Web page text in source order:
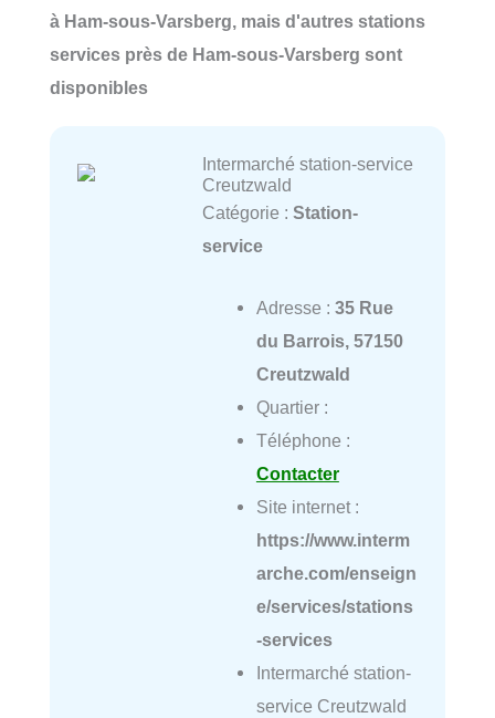
à Ham-sous-Varsberg, mais d'autres stations
services près de Ham-sous-Varsberg sont
disponibles
Intermarché station-service
Creutzwald
Catégorie : Station-
service
Adresse : 35 Rue
du Barrois, 57150
Creutzwald
Quartier :
Téléphone :
Contacter
Site internet :
https://www.interm
arche.com/enseign
e/services/stations
-services
Intermarché station-
service Creutzwald